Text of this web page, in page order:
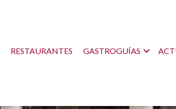
RESTAURANTES GASTROGUÍAS